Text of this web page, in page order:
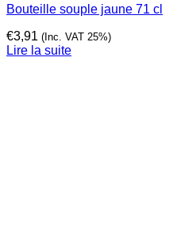
Bouteille souple jaune 71 cl
€3,91 (Inc. VAT 25%)
Lire la suite